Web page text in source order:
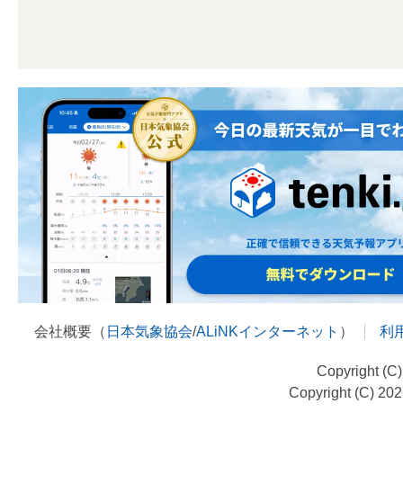
会社概要（ 日本気象協会/ALiNKインターネット ） 利
Copyright
Copyright (C)